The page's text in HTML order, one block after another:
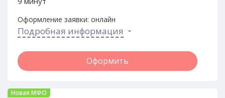
Оформление заявки: онлайн
Подробная информация
Оформить
Новая МФО